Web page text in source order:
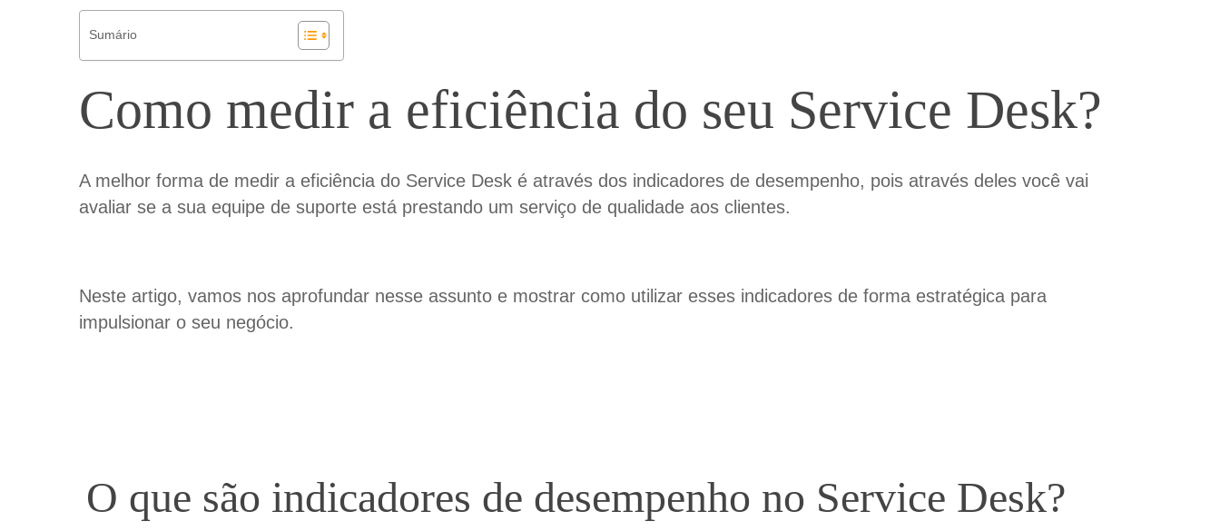
Sumário
Como medir a eficiência do seu Service Desk?
A melhor forma de medir a eficiência do Service Desk é através dos indicadores de desempenho, pois através deles você vai
avaliar se a sua equipe de suporte está prestando um serviço de qualidade aos clientes.
Neste artigo, vamos nos aprofundar nesse assunto e mostrar como utilizar esses indicadores de forma estratégica para
impulsionar o seu negócio.
O que são indicadores de desempenho no Service Desk?